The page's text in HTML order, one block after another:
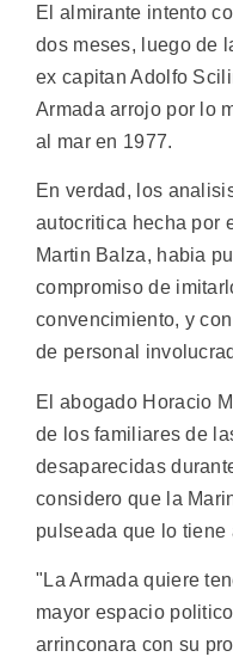
El almirante intento
dos meses, luego de
ex capitan Adolfo
Armada arrojo por lo
al mar en 1977.
En verdad, los
autocritica hecha por
Martin Balza, habia
compromiso de
convencimiento, y
de personal
El abogado Horacio
de los familiares de
desaparecidas
considero que la
pulseada que lo tiene
"La Armada quiere
mayor espacio
arrinconara con su